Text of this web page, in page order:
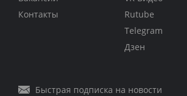
Контакты
Rutube
Telegram
Дзен
Быстрая подписка на новости